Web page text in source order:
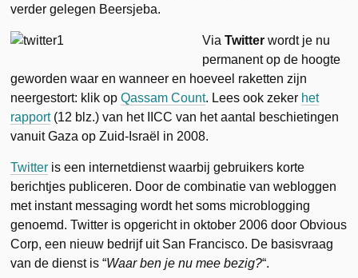
verder gelegen Beersjeba.
ViaTwitter wordt je nu
permanent op de hoogte
geworden waar en wanneer en hoeveel raketten zijn
neergestort: klik opQassam Count. Lees ook zeker het
rapport(12 blz.) van het IICC van het aantal beschietingen
vanuit Gaza op Zuid-Israël in 2008.
Twitter is een internetdienst waarbij gebruikers korte
berichtjes publiceren. Door de combinatie van webloggen
met instant messaging wordt het soms microblogging
genoemd. Twitter is opgericht in oktober 2006 door Obvious
Corp, een nieuw bedrijf uit San Francisco. De basisvraag
van de dienst is “Waar ben je nu mee bezig?“.